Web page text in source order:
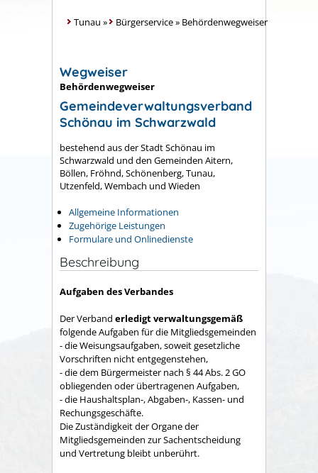
Tunau » Bürgerservice» Behördenwegweiser
Wegweiser
Behördenwegweiser
Gemeindeverwaltungsverband
Schönau im Schwarzwald
bestehend aus der Stadt Schönau im
Schwarzwald und den Gemeinden Aitern,
Böllen, Fröhnd, Schönenberg, Tunau,
Utzenfeld, Wembach und Wieden
Allgemeine Informationen
Zugehörige Leistungen
Formulare und Onlinedienste
Beschreibung
Aufgaben des Verbandes
Der Verband erledigt verwaltungsgemäß
folgende Aufgaben für die Mitgliedsgemeinden
- die Weisungsaufgaben, soweit gesetzliche
Vorschriften nicht entgegenstehen,
- die dem Bürgermeister nach § 44 Abs. 2 GO
obliegenden oder übertragenen Aufgaben,
- die Haushaltsplan-, Abgaben-, Kassen- und
Rechungs­geschäfte.
Die Zuständigkeit der Organe der
Mitgliedsgemeinden zur Sachent­scheidung
und Vertretung bleibt unberührt.